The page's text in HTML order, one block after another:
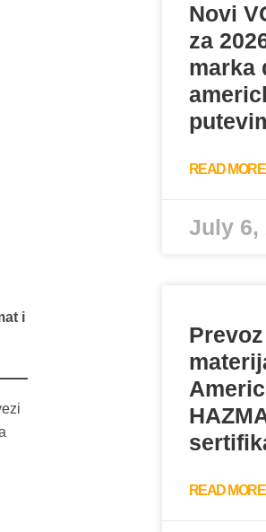
i
Novi
za
marka
READ
July 6,
READ